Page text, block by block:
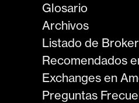
Glosario
Archivos
Listado de
Recomendados
Exchanges en
Preguntas